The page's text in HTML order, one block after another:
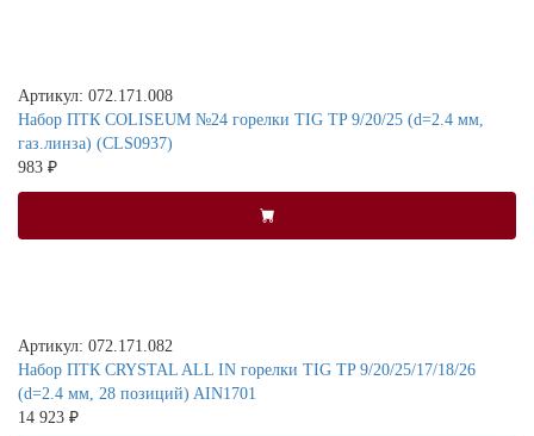
Артикул: 072.171.008
Набор ПТК COLISEUM №24 горелки TIG TP 9/20/25 (d=2.4 мм,
газ.линза) (CLS0937)
983 ₽
Артикул: 072.171.082
Набор ПТК CRYSTAL ALL IN горелки TIG TP 9/20/25/17/18/26
(d=2.4 мм, 28 позиций) AIN1701
14 923 ₽